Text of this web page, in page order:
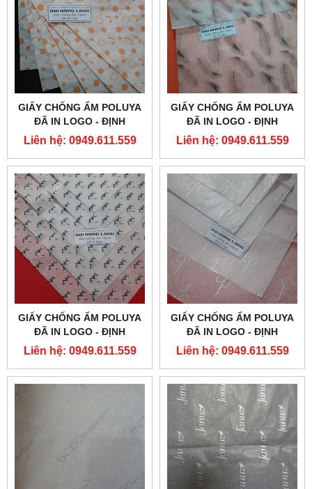
GIẤY CHỐNG ẨM POLUYA
ĐÃ IN LOGO - ĐỊNH
LƯỢNG 16G
Liên hệ: 0949.611.559
GIẤY CHỐNG ẨM POLUYA
ĐÃ IN LOGO - ĐỊNH
LƯỢNG 16G
Liên hệ: 0949.611.559
GIẤY CHỐNG ẨM POLUYA
ĐÃ IN LOGO - ĐỊNH
LƯỢNG 16G
Liên hệ: 0949.611.559
GIẤY CHỐNG ẨM POLUYA
ĐÃ IN LOGO - ĐỊNH
LƯỢNG 16G
Liên hệ: 0949.611.559